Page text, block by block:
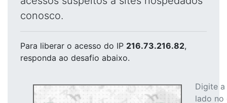
conosco.
Para liberar o acesso do IP 216.73.216.82,
responda ao desafio abaixo.
Digite
lado no